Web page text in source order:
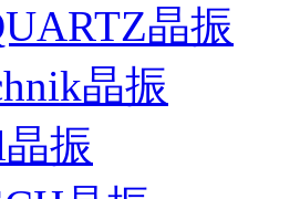
晶振
晶振
振